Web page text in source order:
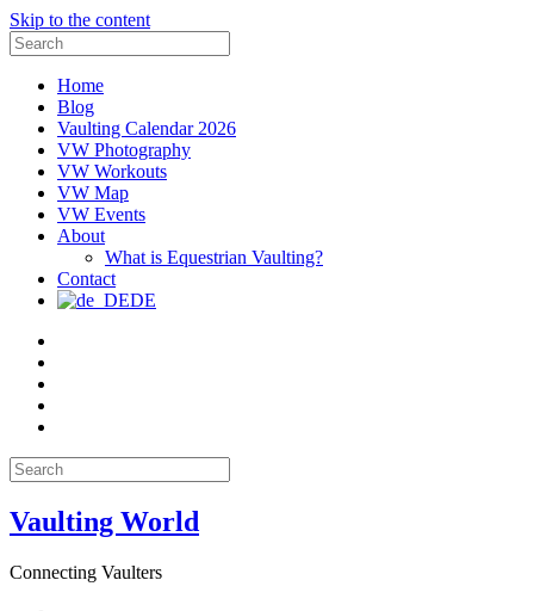
Skip to the content
Search
for:
Home
Blog
Vaulting Calendar 2026
VW Photography
VW Workouts
VW Map
VW Events
About
What is Equestrian Vaulting?
Contact
DE
Search
for:
Vaulting World
Connecting Vaulters